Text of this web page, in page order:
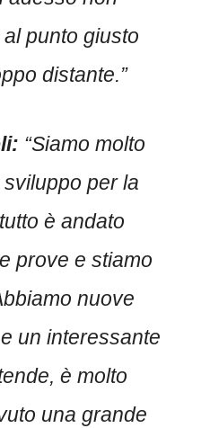
punto giusto
distante.”
“Siamo molto
per la
è andato
prove e stiamo
nuove
un interessante
è molto
una grande